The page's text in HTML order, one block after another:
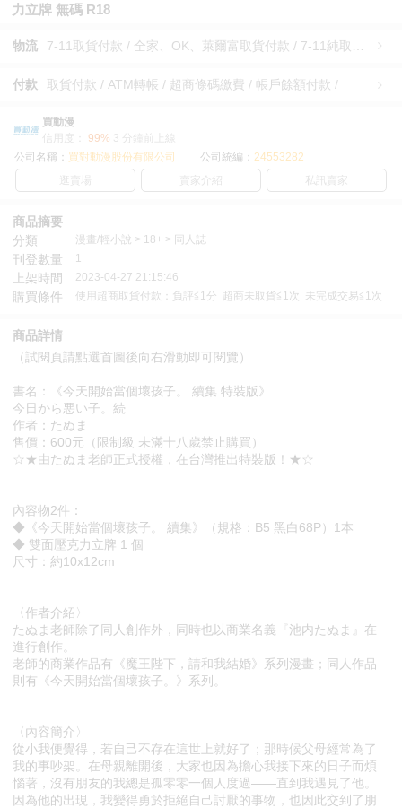
力立牌 無碼 R18
物流
付款 取貨付款 / ATM轉帳 / 超商條碼繳費 / 帳戶餘額付款 /
買動漫
信用度：
99% 3 分鐘前上線
公司名稱： 買對動漫股份有限公司 公司統編： 24553282
逛賣場
賣家介紹 私訊賣家
商品摘要
分類
漫畫/輕小說 > 18+ > 同人誌
刊登數量 1
上架時間 2023-04-27 21:15:46
購買條件 使用超商取貨付款：負評≦1分 超商未取貨≦1次 未完成交易≦1次
商品詳情
（試閱頁請點選首圖後向右滑動即可閱覽）
書名：《今天開始當個壞孩子。 續集 特裝版》
今日から悪い子。続
作者：たぬま
售價：600元（限制級 未滿十八歲禁止購買）
☆★由たぬま老師正式授權，在台灣推出特裝版！★☆
內容物2件：
◆《今天開始當個壞孩子。 續集》（規格：B5 黑白68P）1本
◆ 雙面壓克力立牌 1 個
尺寸：約10x12cm
〈作者介紹〉
たぬま老師除了同人創作外，同時也以商業名義『池内たぬま』在
進行創作。
老師的商業作品有《魔王陛下，請和我結婚》系列漫畫；同人作品
則有《今天開始當個壞孩子。》系列。
〈內容簡介〉
從小我便覺得，若自己不存在這世上就好了；那時候父母經常為了
我的事吵架。在母親離開後，大家也因為擔心我接下來的日子而煩
惱著，沒有朋友的我總是孤零零一個人度過——直到我遇見了他。
因為他的出現，我變得勇於拒絕自己討厭的事物，也因此交到了朋